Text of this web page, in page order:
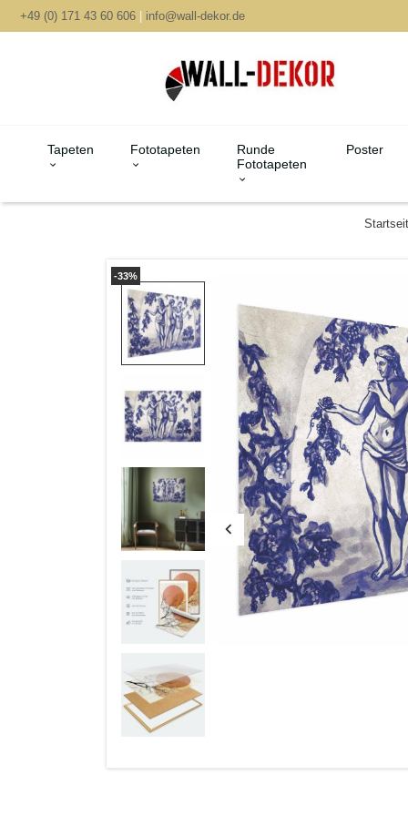
+49 (0) 171 43 60 606 | info@wall-dekor.de
Tapeten Fototapeten
Runde
Fototapeten
Poster
-33%